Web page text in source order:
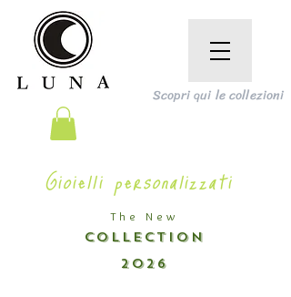
The New
COLLECTION
2026
Scopri qui le collezioni
Gioielli personalizzati